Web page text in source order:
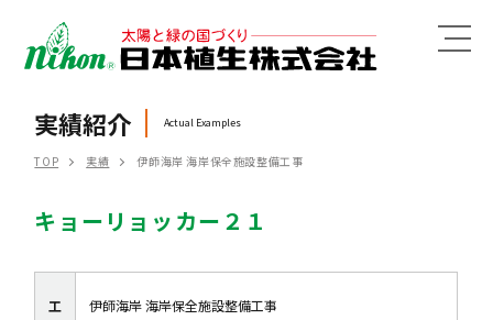
MENU
実績紹介 Actual Examples
TOP 実績 伊師海岸 海岸保全施設整備工事
キョーリョッカー２１
工
伊師海岸 海岸保全施設整備工事